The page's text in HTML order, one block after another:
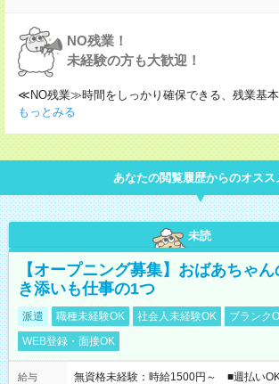
NO残業！
未経験の方も大歓迎！
≪NO残業≫時間をしっかり確保できる、残業基本
もっとみる
あなたの閲覧履歴からのオスス
未読
【オープニング募集】おばあちゃ
き添いも仕事の1つ
派遣 職種未経験OK 社会人未経験OK
ブランク
WEB登録・面接OK
給与
無資格未経験：時給1500円～ ■週払い